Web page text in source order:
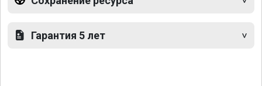
Гарантия 5 лет